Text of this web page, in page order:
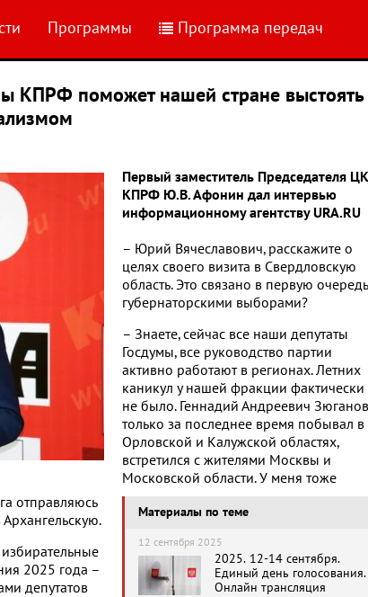
Программы Программа передач
КПРФ поможет нашей стране выстоять
Первый заместитель Председателя ЦК
КПРФ Ю.В. Афонин дал интервью
информационному агентству URA.RU
Материалы по теме
12 сентября 2025
2025. 12-14 сентября.
Единый день голосования.
Онлайн трансляция
– Юрий Вячеславович, расскажите о
целях своего визита в Свердловскую
область. Это связано в первую
губернаторскими выборами?
– Знаете, сейчас все наши депутаты
Госдумы, все руководство партии
активно работают в регионах. Летних
каникул у нашей фракции фактически
не было. Геннадий Андреевич Зюганов
только за последнее время побывал в
Орловской и Калужской областях,
встретился с жителями Москвы и
Московской области. У меня тоже
отправляюсь
2025 года –
депутатов